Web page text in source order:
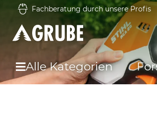
Fachberatung durch unsere Profis
Alle Kategorien